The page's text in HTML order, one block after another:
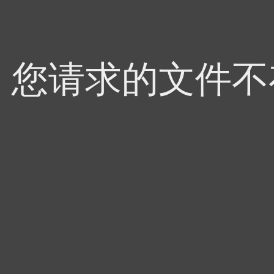
您请求的文件